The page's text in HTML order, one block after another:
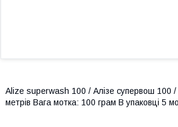
Alize superwash 100 / Алізе супервош 100
метрів Вага мотка: 100 грам В упаковці